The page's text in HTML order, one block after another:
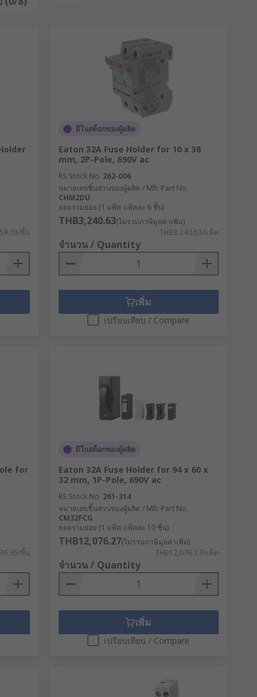
through the electrical circuit,
melt. It may not be immediate
ชิ้น
มีในสต็อกของผู้ผลิต
Eaton 32A Fuse Holder for 10 x 38
mm, 2P-Pole, 690V ac
RS Stock No. 262-006
หมายเลขชิ้นส่วนของผู้ผลิต / Mfr. Part No.
CHM2DU
ยอดรวมย่อย (1 แพ็ค แพ็คละ 6 ชิ้น)
THB3,240.63(ไม่รวมภาษีมูลค่าเพิ่ม)
THB3,240.63/แพ็ค
จำนวน / Quantity
เพิ่ม
เปรียบเทียบ / Compare
for
ชิ้น
มีในสต็อกของผู้ผลิต
Eaton 32A Fuse Holder for 94 x 60 x
32 mm, 1P-Pole, 690V ac
RS Stock No. 261-314
หมายเลขชิ้นส่วนของผู้ผลิต / Mfr. Part No.
CM32FCG
ยอดรวมย่อย (1 แพ็ค แพ็คละ 10 ชิ้น)
THB12,076.27(ไม่รวมภาษีมูลค่าเพิ่ม)
THB12,076.27/แพ็ค
จำนวน / Quantity
เพิ่ม
เปรียบเทียบ / Compare